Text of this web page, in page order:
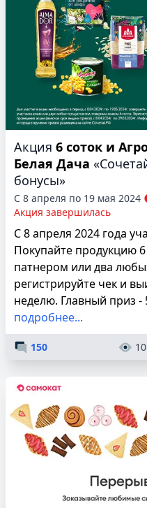
Акция 6 соток и
Белая Дача
бонусы»
С 8 апреля по 19 мая 2024
Акция завершилась
С 8 апреля 2024 года
Покупайте продукцию
патнером или два
регистрируйте чек и
неделю. Главный приз -
подробнее...
150